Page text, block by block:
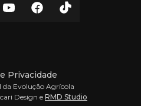
Privacidade
Evolução Agrícola
Design e RMD Studio